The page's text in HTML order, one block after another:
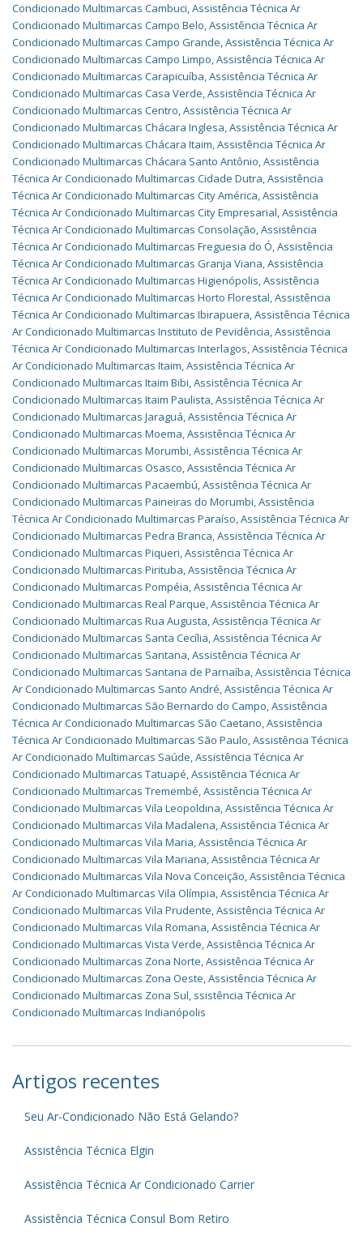
Condicionado Multimarcas Cambuci,Assistência Técnica Ar
Condicionado Multimarcas Campo Belo,Assistência Técnica Ar
Condicionado Multimarcas Campo Grande,Assistência Técnica Ar
Condicionado Multimarcas Campo Limpo,Assistência Técnica Ar
Condicionado Multimarcas Carapicuíba,Assistência Técnica Ar
Condicionado Multimarcas Casa Verde,Assistência Técnica Ar
Condicionado Multimarcas Centro,Assistência Técnica Ar
Condicionado Multimarcas Chácara Inglesa,Assistência Técnica Ar
Condicionado Multimarcas Chácara Itaim,Assistência Técnica Ar
Condicionado Multimarcas Chácara Santo Antônio,Assistência
Técnica Ar Condicionado Multimarcas Cidade Dutra,Assistência
Técnica Ar Condicionado Multimarcas City América,Assistência
Técnica Ar Condicionado Multimarcas City Empresarial,Assistência
Técnica Ar Condicionado Multimarcas Consolação,Assistência
Técnica Ar Condicionado Multimarcas Freguesia do Ó,Assistência
Técnica Ar Condicionado Multimarcas Granja Viana,Assistência
Técnica Ar Condicionado Multimarcas Higienópolis,Assistência
Técnica Ar Condicionado Multimarcas Horto Florestal,Assistência
Técnica Ar Condicionado Multimarcas Ibirapuera,Assistência Técnica
Ar Condicionado Multimarcas Instituto de Pevidência,Assistência
Técnica Ar Condicionado Multimarcas Interlagos,Assistência Técnica
Ar Condicionado Multimarcas Itaim,Assistência Técnica Ar
Condicionado Multimarcas Itaim Bibi,Assistência Técnica Ar
Condicionado Multimarcas Itaim Paulista,Assistência Técnica Ar
Condicionado Multimarcas Jaraguá,Assistência Técnica Ar
Condicionado Multimarcas Moema,Assistência Técnica Ar
Condicionado Multimarcas Morumbi,Assistência Técnica Ar
Condicionado Multimarcas Osasco,Assistência Técnica Ar
Condicionado Multimarcas Pacaembú,Assistência Técnica Ar
Condicionado Multimarcas Paineiras do Morumbi,Assistência
Técnica Ar Condicionado Multimarcas Paraíso,Assistência Técnica Ar
Condicionado Multimarcas Pedra Branca,Assistência Técnica Ar
Condicionado Multimarcas Piqueri,Assistência Técnica Ar
Condicionado Multimarcas Pirituba,Assistência Técnica Ar
Condicionado Multimarcas Pompéia,Assistência Técnica Ar
Condicionado Multimarcas Real Parque,Assistência Técnica Ar
Condicionado Multimarcas Rua Augusta,Assistência Técnica Ar
Condicionado Multimarcas Santa Cecília,Assistência Técnica Ar
Condicionado Multimarcas Santana,Assistência Técnica Ar
Condicionado Multimarcas Santana de Parnaíba,Assistência Técnica
Ar Condicionado Multimarcas Santo André,Assistência Técnica Ar
Condicionado Multimarcas São Bernardo do Campo,Assistência
Técnica Ar Condicionado Multimarcas São Caetano,Assistência
Técnica Ar Condicionado Multimarcas São Paulo,Assistência Técnica
Ar Condicionado Multimarcas Saúde,Assistência Técnica Ar
Condicionado Multimarcas Tatuapé,Assistência Técnica Ar
Condicionado Multimarcas Tremembé,Assistência Técnica Ar
Condicionado Multimarcas Vila Leopoldina,Assistência Técnica Ar
Condicionado Multimarcas Vila Madalena,Assistência Técnica Ar
Condicionado Multimarcas Vila Maria,Assistência Técnica Ar
Condicionado Multimarcas Vila Mariana,Assistência Técnica Ar
Condicionado Multimarcas Vila Nova Conceição,Assistência Técnica
Ar Condicionado Multimarcas Vila Olímpia,Assistência Técnica Ar
Condicionado Multimarcas Vila Prudente,Assistência Técnica Ar
Condicionado Multimarcas Vila Romana,Assistência Técnica Ar
Condicionado Multimarcas Vista Verde,Assistência Técnica Ar
Condicionado Multimarcas Zona Norte,Assistência Técnica Ar
Condicionado Multimarcas Zona Oeste,Assistência Técnica Ar
Condicionado Multimarcas Zona Sul, ssistência Técnica Ar
Condicionado Multimarcas Indianópolis
Artigos recentes
Seu Ar-Condicionado Não Está Gelando?
Assistência Técnica Elgin
Assistência Técnica Ar Condicionado Carrier
Assistência Técnica Consul Bom Retiro